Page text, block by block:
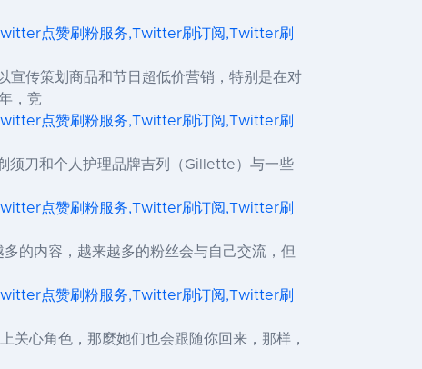
点赞刷粉服务,Twitter刷订阅,Twitter刷
传策划商品和节日超低价营销，特别是在对
，竞
点赞刷粉服务,Twitter刷订阅,Twitter刷
须刀和个人护理品牌吉列（Gillette）与一些
点赞刷粉服务,Twitter刷订阅,Twitter刷
的内容，越来越多的粉丝会与自己交流，但
点赞刷粉服务,Twitter刷订阅,Twitter刷
心角色，那麼她们也会跟随你回来，那样，